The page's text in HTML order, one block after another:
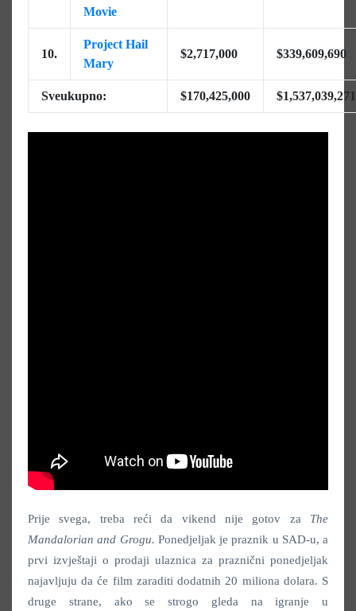
Movie
10.
Project Hail
Mary
$2,717,000 $339,609,690
Sveukupno: $170,425,000 $1,537,039,271
Prije svega, treba reći da vikend nije gotov za The
Mandalorian and Grogu. Ponedjeljak je praznik u SAD-u, a
prvi izvještaji o prodaji ulaznica za praznični ponedjeljak
najavljuju da će film zaraditi dodatnih 20 miliona dolara. S
druge strane, ako se strogo gleda na igranje u